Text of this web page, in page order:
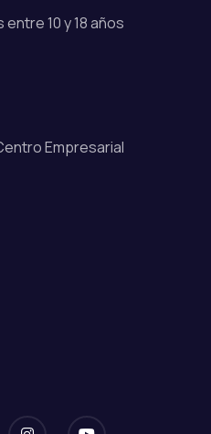
10 y 18 años
Empresarial